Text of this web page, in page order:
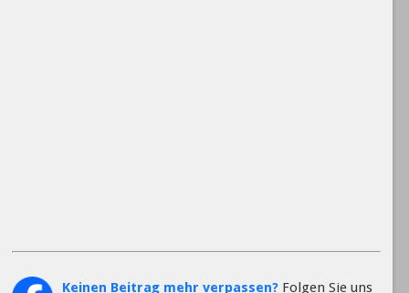
Keinen Beitrag mehr verpassen?Folgen Sie uns